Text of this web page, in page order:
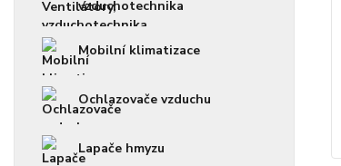
vzduchotechnika
Mobilní klimatizace
Ochlazovače vzduchu
Lapače hmyzu